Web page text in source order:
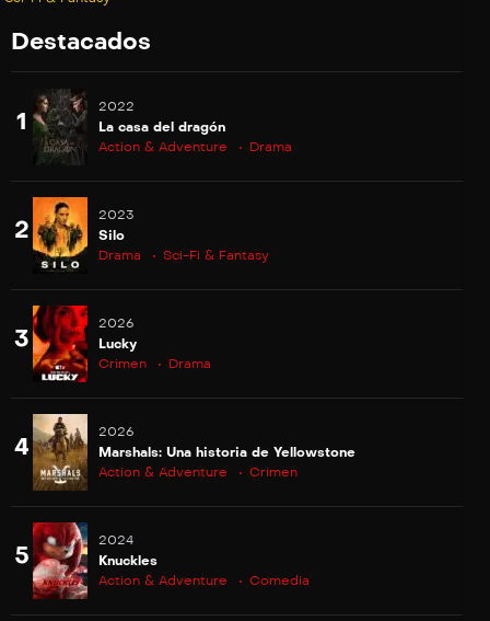
Destacados
1
2022
La casa del dragón
Action & Adventure
Drama
2
2023
Silo
Drama
Sci-Fi & Fantasy
3
2026
Lucky
Crimen
Drama
4
2026
Marshals: Una historia de Yellowstone
Action & Adventure
Crimen
5
2024
Knuckles
Action & Adventure
Comedia